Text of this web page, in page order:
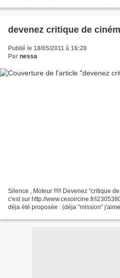
devenez critique de
Publié le 18/05/2011 à 16:28
Par nessa
Silence , Moteur !!!!! Devenez "critique
c'est sur http://www.cesoircine.fr/
déja été proposée : (déja "mission"